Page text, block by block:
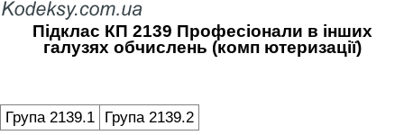
Підклас КП 2139 Професіонали в інших
галузях обчислень (комп ютеризації)
Група 2139.1 Група 2139.2